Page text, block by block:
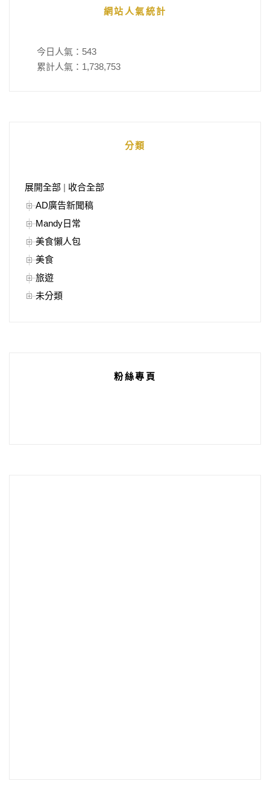
網站人氣統計
今日人氣： 543
累計人氣： 1,738,753
分類
展開全部 | 收合全部
AD廣告新聞稿
Mandy日常
美食懶人包
美食
旅遊
未分類
粉絲專頁